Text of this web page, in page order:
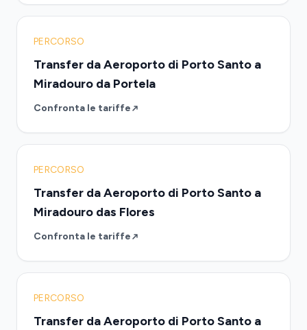
PERCORSO
Transfer da Aeroporto di Porto Santo a
Miradouro da Portela
Confronta le tariffe
PERCORSO
Transfer da Aeroporto di Porto Santo a
Miradouro das Flores
Confronta le tariffe
PERCORSO
Transfer da Aeroporto di Porto Santo a